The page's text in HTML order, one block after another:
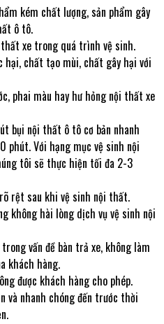
kém chất lượng, sản phẩm gây
ô tô.
xe trong quá trình vệ sinh.
hại, chất tạo mùi, chất gây hại với
phai màu hay hư hỏng nội thất xe
bụi nội thất ô tô cơ bản nhanh
phút. Với hạng mục vệ sinh nội
tôi sẽ thực hiện tối đa 2-3
rệt sau khi vệ sinh nội thất.
không hài lòng dịch vụ vệ sinh nội
vấn đề bàn trả xe, không làm
khách hàng.
được khách hàng cho phép.
và nhanh chóng đến trước thời